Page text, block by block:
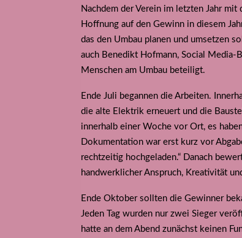
Nachdem der Verein im letzten Jahr
Hoffnung auf den Gewinn in diesem
das den Umbau planen und umsetzen
auch Benedikt Hofmann, Social Media-
Menschen am Umbau beteiligt.
Ende Juli begannen die Arbeiten.
die alte Elektrik erneuert und die
innerhalb einer Woche vor Ort, es
Dokumentation war erst kurz vor
rechtzeitig hochgeladen.“ Danach
handwerklicher Anspruch, Kreativität
Ende Oktober sollten die Gewinner
Jeden Tag wurden nur zwei Sieger
hatte an dem Abend zunächst keinen